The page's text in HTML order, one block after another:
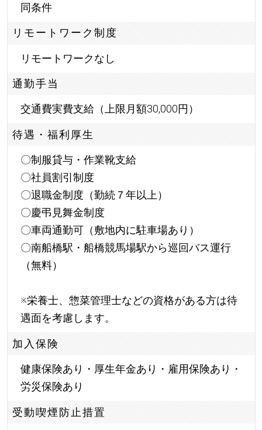
同条件
リモートワーク制度
リモートワークなし
通勤手当
交通費実費支給（上限月額30,000円）
待遇・福利厚生
〇制服貸与・作業靴支給
〇社員割引制度
〇退職金制度（勤続７年以上）
〇慶弔見舞金制度
〇車両通勤可（敷地内に駐車場あり）
〇南船橋駅・船橋競馬場駅から巡回バス運行
（無料）
※栄養士、惣菜管理士などの資格がある方は待
遇面を考慮します。
加入保険
健康保険あり・厚生年金あり・雇用保険あり・
労災保険あり
受動喫煙防止措置